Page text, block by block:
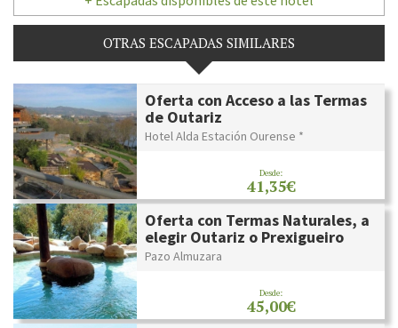
OTRAS ESCAPADAS SIMILARES
Oferta con Acceso a las Termas
de Outariz
Hotel Alda Estación Ourense *
Desde:
41,35€
Oferta con Termas Naturales, a
elegir Outariz o Prexigueiro
Pazo Almuzara
Desde:
45,00€